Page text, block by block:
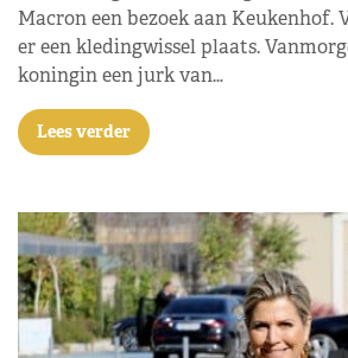
Macron een bezoek aan Keukenhof.
er een kledingwissel plaats.
koningin een jurk van…
Lees verder